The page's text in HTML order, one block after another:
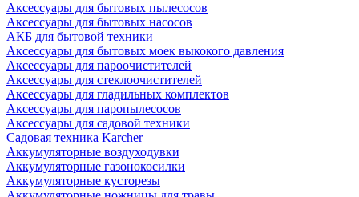
Аксессуары для бытовых пылесосов
Аксессуары для бытовых насосов
АКБ для бытовой техники
Аксессуары для бытовых моек выкокого давления
Аксессуары для пароочистителей
Аксессуары для стеклоочистителей
Аксессуары для гладильных комплектов
Аксессуары для паропылесосов
Аксессуары для садовой техники
Садовая техника Karcher
Аккумуляторные воздуходувки
Аккумуляторные газонокосилки
Аккумуляторные кусторезы